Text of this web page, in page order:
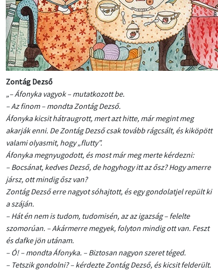
Zontág Dezső
„– Áfonyka vagyok – mutatkozott be.
– Az finom – mondta Zontág Dezső.
Áfonyka kicsit hátraugrott, mert azt hitte, már megint meg
akarják enni. De Zontág Dezső csak tovább rágcsált, és kiköpött
valami olyasmit, hogy „flutty”.
Áfonyka megnyugodott, és most már meg merte kérdezni:
– Bocsánat, kedves Dezső, de hogyhogy itt az ősz? Hogy amerre
jársz, ott mindig ősz van?
Zontág Dezső erre nagyot sóhajtott, és egy gondolatjel repült ki
a száján.
– Hát én nem is tudom, tudomisén, az az igazság – felelte
szomorúan. – Akármerre megyek, folyton mindig ott van. Feszt
és dafke jön utánam.
– Ó! – mondta Áfonyka. – Biztosan nagyon szeret téged.
– Tetszik gondolni? – kérdezte Zontág Dezső, és kicsit felderült.